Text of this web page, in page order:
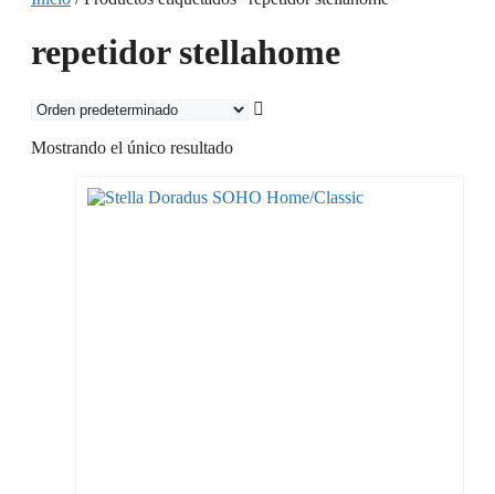
repetidor stellahome
Mostrando el único resultado